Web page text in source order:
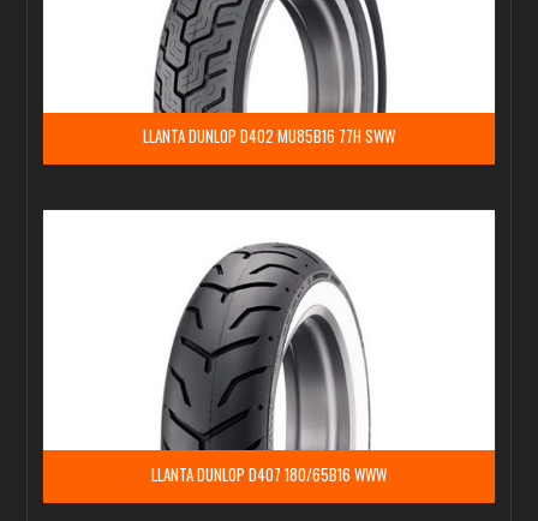
LLANTA DUNLOP D402 MU85B16 77H SWW
LLANTA DUNLOP D407 180/65B16 WWW